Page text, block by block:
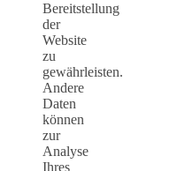
Bereitstellung
der
Website
zu
gewährleisten.
Andere
Daten
können
zur
Analyse
Ihres